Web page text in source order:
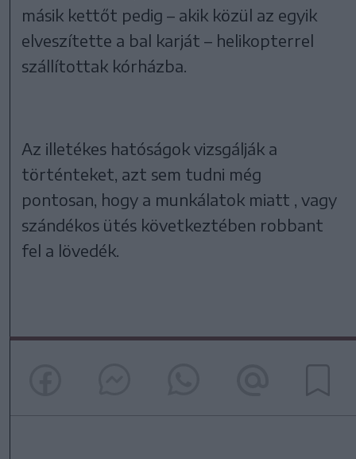
másik kettőt pedig – akik közül az egyik
elveszítette a bal karját – helikopterrel
szállítottak kórházba.
Az illetékes hatóságok vizsgálják a
történteket, azt sem tudni még
pontosan, hogy a munkálatok miatt , vagy
szándékos ütés következtében robbant
fel a lövedék.